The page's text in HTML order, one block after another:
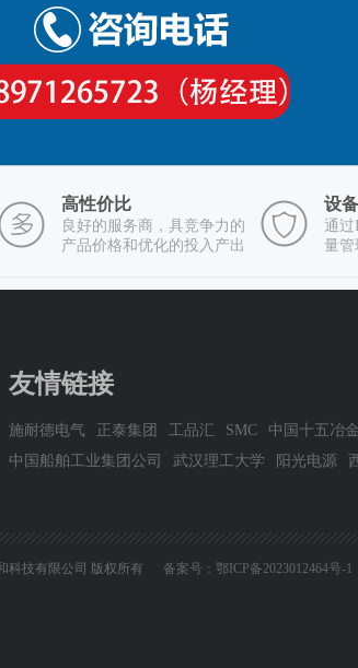
高性价比
良好的服务商，具竞争力的
产品价格和优化的投入产出
设
通过
量管
友情链接
施耐德电气 正泰集团 工品汇 SMC
中国十五冶
中国船舶工业集团公司
武汉理工大学 阳光电源
科技有限公司 版权所有 备案号：鄂ICP备2023012464号-1